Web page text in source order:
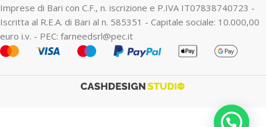
Imprese di Bari con C.F., n. iscrizione e P.IVA IT07838740723 -
Iscritta al R.E.A. di Bari al n. 585351 - Capitale sociale: 10.000,00
euro i.v. - PEC: farneedsrl@pec.it